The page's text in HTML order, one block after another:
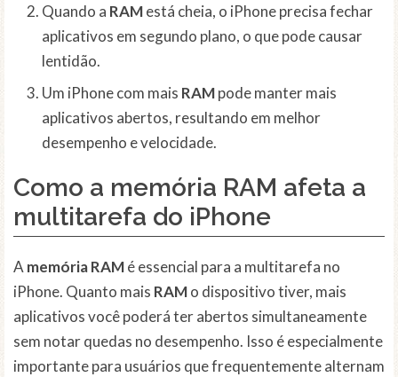
Quando a RAMestá cheia, o iPhone precisa fechar
aplicativos em segundo plano, o que pode causar
lentidão.
Um iPhone com mais RAMpode manter mais
aplicativos abertos, resultando em melhor
desempenho e velocidade.
Como a memória RAM afeta a
multitarefa do iPhone
Amemória RAMé essencial para a multitarefa no
iPhone. Quanto mais RAMo dispositivo tiver, mais
aplicativos você poderá ter abertos simultaneamente
sem notar quedas no desempenho. Isso é especialmente
importante para usuários que frequentemente alternam